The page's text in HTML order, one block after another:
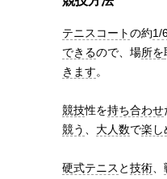
テニスコートの約1/
できるので、場所を
きます。
競技性を持ち合わせ
競う
大人数で楽し
硬式テニス と技術、